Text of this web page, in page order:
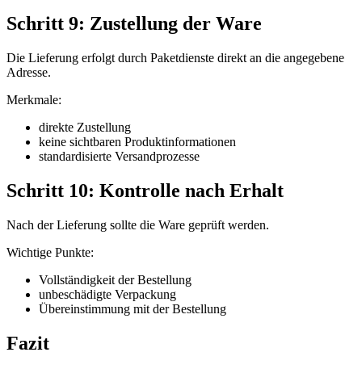
Schritt 9: Zustellung der Ware
Die Lieferung erfolgt durch Paketdienste direkt an die angegebene
Adresse.
Merkmale:
direkte Zustellung
keine sichtbaren Produktinformationen
standardisierte Versandprozesse
Schritt 10: Kontrolle nach Erhalt
Nach der Lieferung sollte die Ware geprüft werden.
Wichtige Punkte:
Vollständigkeit der Bestellung
unbeschädigte Verpackung
Übereinstimmung mit der Bestellung
Fazit